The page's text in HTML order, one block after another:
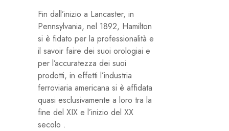
Fin dall’inizio a Lancaster, in
Pennsylvania, nel 1892, Hamilton
si è fidato per la professionalità e
il savoir faire dei suoi orologiai e
per l’accuratezza dei suoi
prodotti, in effetti l’industria
ferroviaria americana si è affidata
quasi esclusivamente a loro tra la
fine del XIX e l’inizio del XX
secolo .